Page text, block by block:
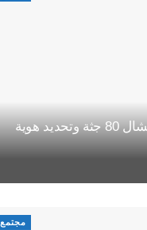
سلطات سبتة تعلن انتشال 80 جثة وتحديد هوية
مجتمع